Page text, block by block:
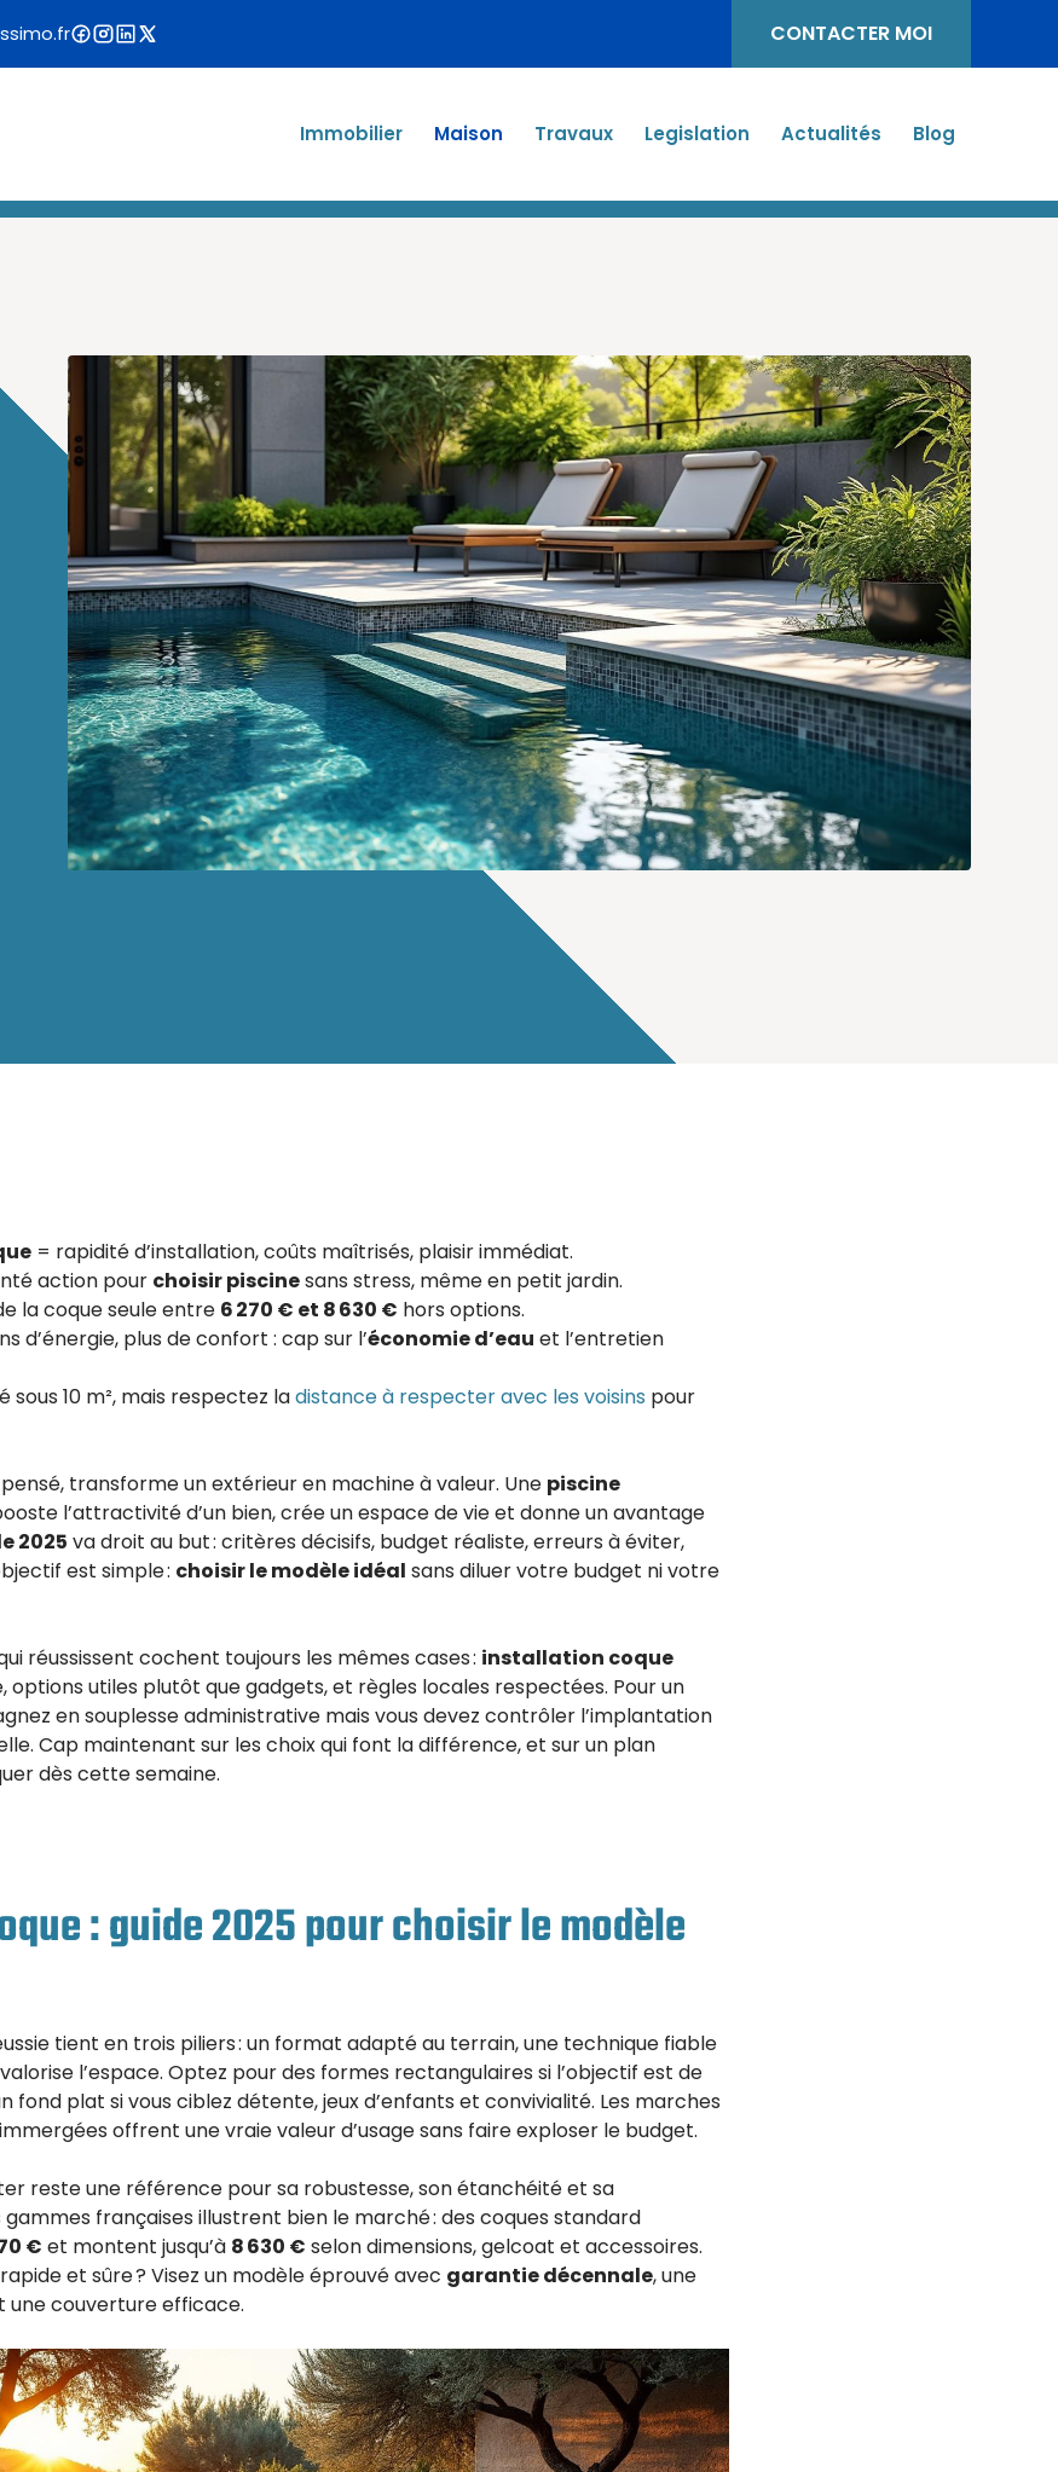
CONTACTER MOI
Immobilier Maison Travaux Legislation Actualités Blog
= rapidité d’installation, coûts maîtrisés, plaisir immédiat.
action pour choisir piscinesans stress, même en petit jardin.
la coque seule entre 6 270 € et 8 630 € hors options.
d’énergie, plus de confort : cap sur l’économie d’eau et l’entretien
sous 10 m², mais respectez ladistance à respecter avec les voisins pour
transforme un extérieur en machine à valeur. Une piscine
l’attractivité d’un bien, crée un espace de vie et donne un avantage
2025 va droit au but : critères décisifs, budget réaliste, erreurs à éviter,
est simple : choisir le modèle idéal sans diluer votre budget ni votre
réussissent cochent toujours les mêmes cases : installation coque
utiles plutôt que gadgets, et règles locales respectées. Pour un
en souplesse administrative mais vous devez contrôler l’implantation
Cap maintenant sur les choix qui font la différence, et sur un plan
dès cette semaine.
: guide 2025 pour choisir le modèle
tient en trois piliers : un format adapté au terrain, une technique fiable
l’espace. Optez pour des formes rectangulaires si l’objectif est de
fond plat si vous ciblez détente, jeux d’enfants et convivialité. Les marches
offrent une vraie valeur d’usage sans faire exploser le budget.
reste une référence pour sa robustesse, son étanchéité et sa
françaises illustrent bien le marché : des coques standard
€ et montent jusqu’à 8 630 € selon dimensions, gelcoat et accessoires.
et sûre ? Visez un modèle éprouvé avec garantie décennale, une
une couverture efficace.